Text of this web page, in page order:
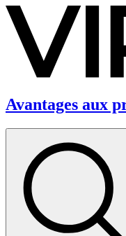
Avantages aux